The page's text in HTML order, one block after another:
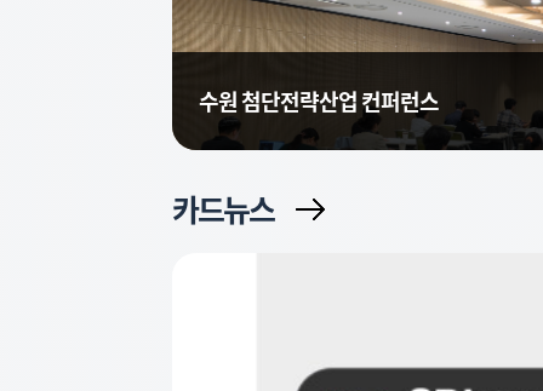
수원 첨단전략산업 컨퍼런스
카드뉴스